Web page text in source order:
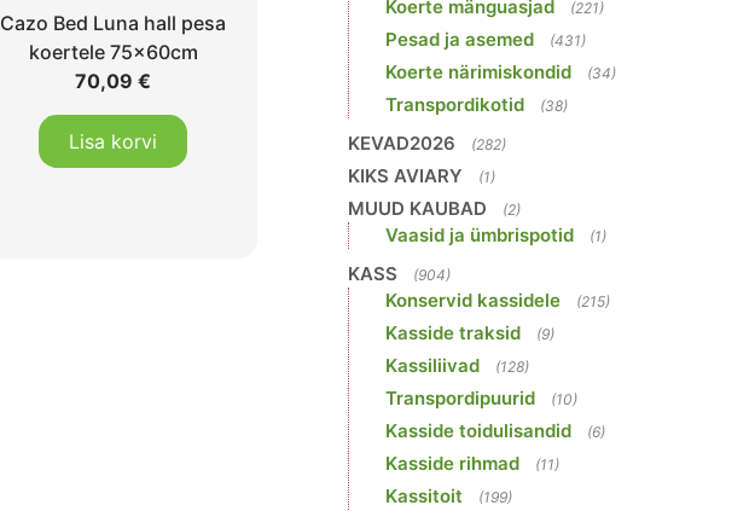
Cazo Bed Luna hall pesa
koertele 75x60cm
70,09€
Lisa korvi
Koerte mänguasjad (221)
Pesad ja asemed (431)
Koerte närimiskondid (34)
Transpordikotid (38)
KEVAD2026 (282)
KIKS AVIARY (1)
MUUD KAUBAD (2)
Vaasid ja ümbrispotid (1)
KASS (904)
Konservid kassidele (215)
Kasside traksid (9)
Kassiliivad (128)
Transpordipuurid (10)
Kasside toidulisandid (6)
Kasside rihmad (11)
Kassitoit (199)